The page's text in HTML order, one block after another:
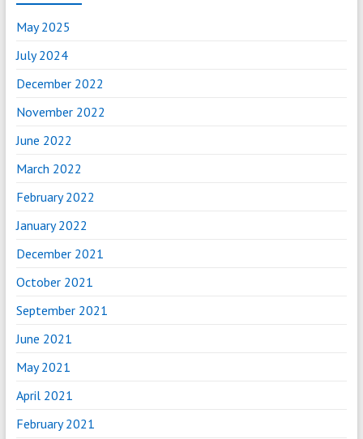
May 2025
July 2024
December 2022
November 2022
June 2022
March 2022
February 2022
January 2022
December 2021
October 2021
September 2021
June 2021
May 2021
April 2021
February 2021